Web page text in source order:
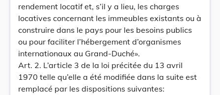
rendement locatif et, s’il y a lieu, les charges
locatives concernant les immeubles existants ou à
construire dans le pays pour les besoins publics
ou pour faciliter l’hébergement d’organismes
internationaux au Grand-Duché».
Art. 2. L’article 3 de la loi précitée du 13 avril
1970 telle qu’elle a été modifiée dans la suite est
remplacé par les dispositions suivantes: